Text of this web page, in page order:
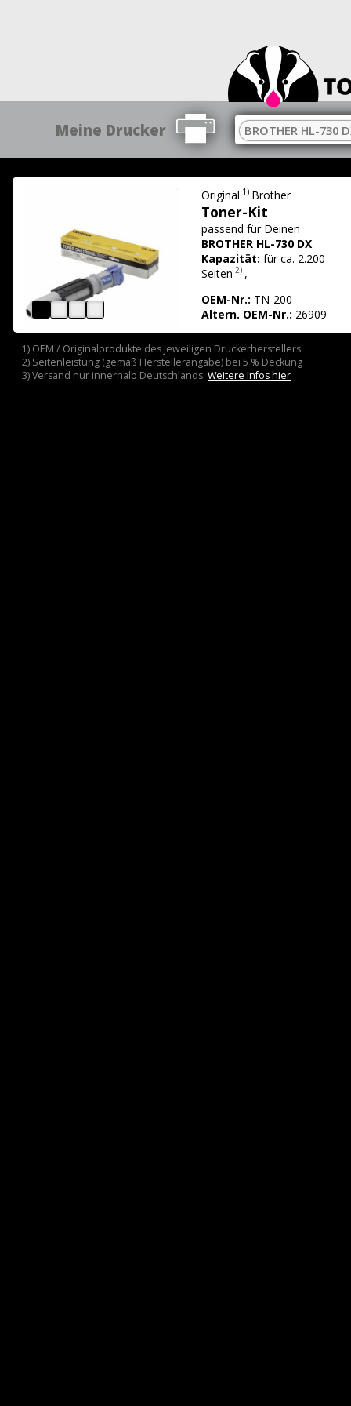
Meine Drucker BROTHER HL-730
Original 1) Brother
Toner-Kit
passend für Deinen
BROTHER HL-730 DX
Kapazität: für ca. 2.200
Seiten 2) ,
OEM-Nr.: TN-200
Altern. OEM-Nr.: 26909
1) OEM / Originalprodukte des jeweiligen Druckerherstellers
2) Seitenleistung (gemäß Herstellerangabe) bei 5 % Deckung
3) Versand nur innerhalb Deutschlands. Weitere Infos hier